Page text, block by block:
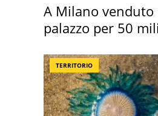
A Milano venduto
palazzo per 50
TERRITORIO